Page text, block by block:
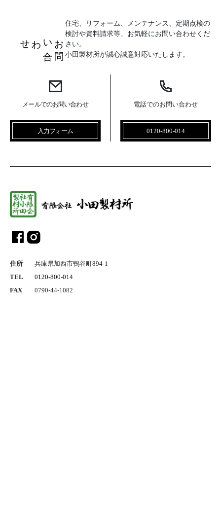
お
問
い
合
わせ
住宅、リフォーム、メンテナンス、定期点検の
検討や資料請求等、お気軽にお問い合わせくだ
さい。
小田製材所が誠心誠意対応いたします。
メールでのお問い合わせ
入力フォーム
電話でのお問い合わせ
0120-800-014
住所
兵庫県加西市鴨谷町894-1
TEL
0120-800-014
FAX
0790-44-1082